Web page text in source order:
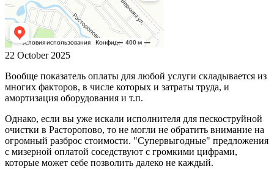
22 October 2025
Вообще показатель оплаты для любой услуги складывается из
многих факторов, в числе которых и затраты труда, и
амортизация оборудования и т.п.
Однако, если вы уже искали исполнителя для пескоструйной
очистки в Расторопово, то не могли не обратить внимание на
огромный разброс стоимости. "Супервыгодные" предложения
с мизерной оплатой соседствуют с громкими цифрами,
которые может себе позволить далеко не каждый.